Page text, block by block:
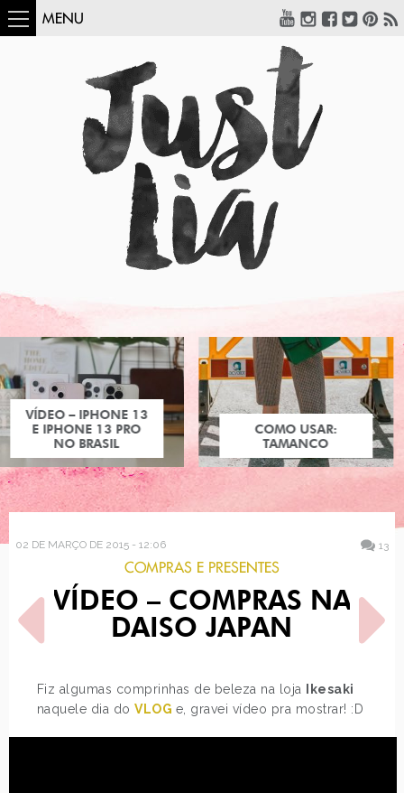
MENU
COMO USAR:
TAMANCO
02 DE MARÇO DE 2015 - 12:06 13
COMPRAS E PRESENTES
VÍDEO – COMPRAS NA
DAISO JAPAN
Fiz algumas comprinhas de beleza na loja
Ikesaki
naquele dia doVLOG e, gravei vídeo pra mostrar! :D
POST ANTERIOR
PRÓXIMO POST